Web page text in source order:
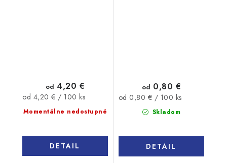
Momentálne nedostupné
od 4,20 €
Jednotková
cena:
od 4,20 € / 100 ks
DETAIL
Skladom
od 0,80 €
Jednotková
od 0,80 € / 100 ks
DETAIL